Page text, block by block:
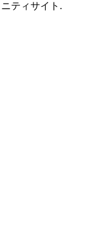
ティサイト.